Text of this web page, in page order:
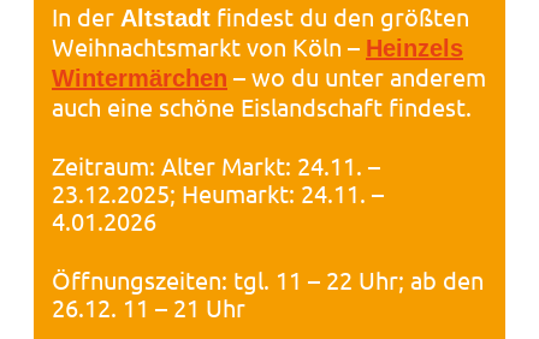
In der Altstadt findest du den größten
Weihnachtsmarkt von Köln – Heinzels
Wintermärchen – wo du unter anderem
auch eine schöne Eislandschaft findest.
Zeitraum: Alter Markt: 24.11. –
23.12.2025; Heumarkt: 24.11. –
4.01.2026
Öffnungszeiten: tgl. 11 – 22 Uhr; ab den
26.12. 11 – 21 Uhr